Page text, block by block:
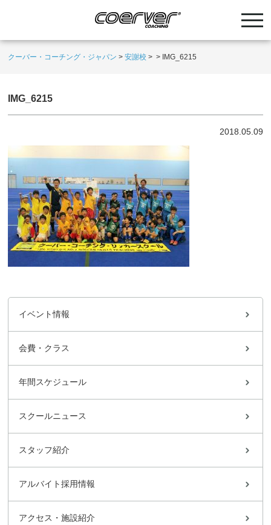
クーバー・コーチング・ジャパン >安謝校 > > IMG_6215
IMG_6215
2018.05.09
イベント情報
会費・クラス
年間スケジュール
スクールニュース
スタッフ紹介
アルバイト採用情報
アクセス・施設紹介